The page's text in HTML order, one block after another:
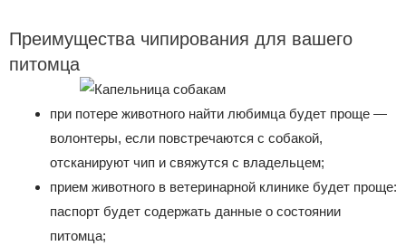
Преимущества чипирования для вашего
питомца
при потере животного найти любимца будет проще —
волонтеры, если повстречаются с собакой,
отсканируют чип и свяжутся с владельцем;
прием животного в ветеринарной клинике будет проще:
паспорт будет содержать данные о состоянии
питомца;